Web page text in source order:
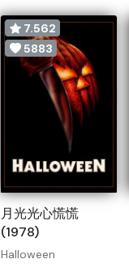
7.562
5883
月光光心慌慌
(1978)
Halloween